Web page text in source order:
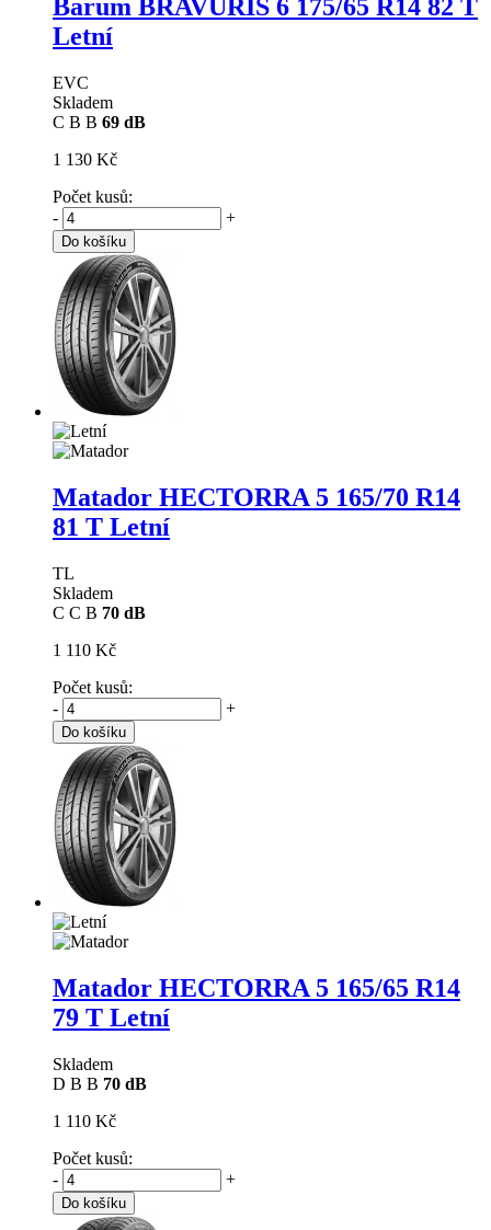
Barum BRAVURIS 6 175/65 R14 82 T
Letní
EVC
Skladem
C B B 69 dB
1 130 Kč
Počet kusů:
-
+
Do košíku
Matador HECTORRA 5 165/70 R14
81 T Letní
TL
Skladem
C C B 70 dB
1 110 Kč
Počet kusů:
-
+
Do košíku
Matador HECTORRA 5 165/65 R14
79 T Letní
Skladem
D B B 70 dB
1 110 Kč
Počet kusů:
-
+
Do košíku